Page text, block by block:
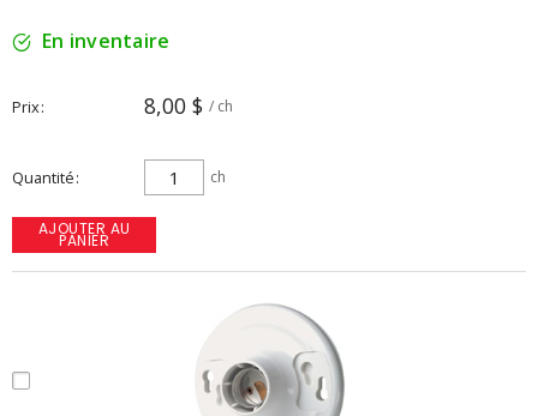
En inventaire
Prix 8,00 $ / ch
Quantité ch
AJOUTER AU
PANIER